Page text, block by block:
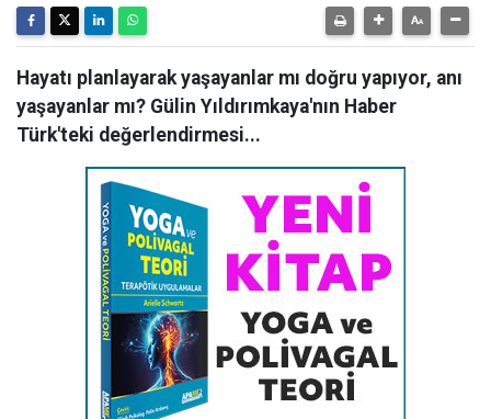
Hayatı planlayarak yaşayanlar mı doğru yapıyor, anı
yaşayanlar mı? Gülin Yıldırımkaya'nın Haber
Türk'teki değerlendirmesi...